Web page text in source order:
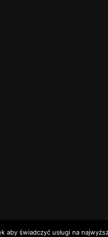
aby świadczyć usługi na